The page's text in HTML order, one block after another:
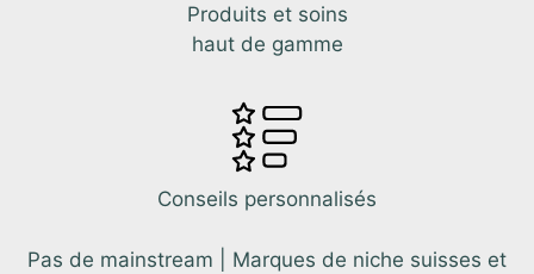
Produits et soins
haut de gamme
Conseils personnalisés
Pas de mainstream | Marques de niche suisses et